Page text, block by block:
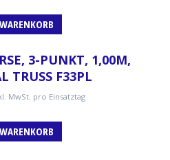
3-PUNKT, 1,00M,
TRUSS F33PL
MwSt. pro Einsatztag